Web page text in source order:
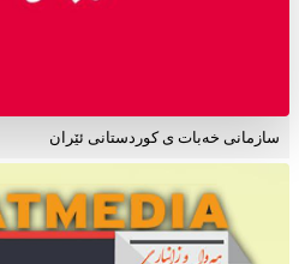
سازمانی خەبات ی کوردستانی ئێران